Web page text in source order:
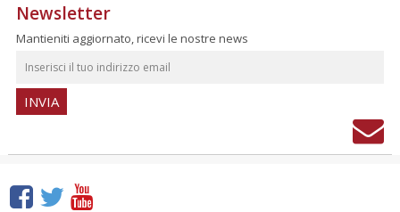
Newsletter
Mantieniti aggiornato, ricevi le nostre news